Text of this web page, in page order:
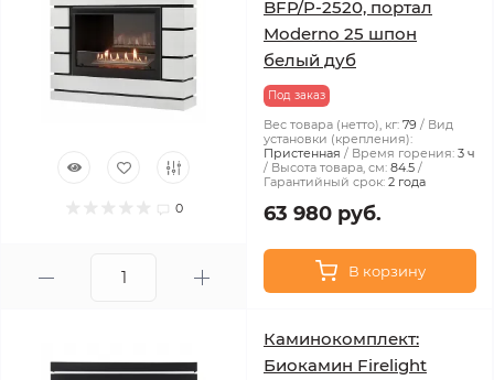
0
BFP/P-2520, портал
Moderno 25 шпон
белый дуб
Под заказ
Вес товара (нетто), кг: 79
Вид
установки (крепления):
Пристенная
Время горения: 3 ч
Высота товара, см: 84.5
Гарантийный срок: 2 года
63 980 руб.
В корзину
Каминокомплект:
Биокамин Firelight